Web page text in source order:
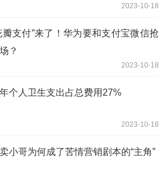
2023-10-18
瓣支付”来了！华为要和支付宝微信抢
？
2023-10-18
个人卫生支出占总费用27%
2023-10-18
小哥为何成了苦情营销剧本的“主角”